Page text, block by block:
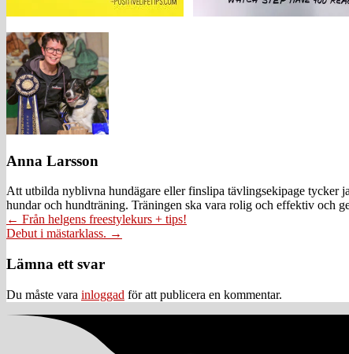
Anna Larsson
Att utbilda nyblivna hundägare eller finslipa tävlingsekipage tycker
hundar och hundträning. Träningen ska vara rolig och effektiv och
Posts
navigation
← Från helgens freestylekurs + tips!
Debut i mästarklass. →
Läsarkommentarer
Lämna ett svar
Du måste vara inloggad för att publicera en kommentar.